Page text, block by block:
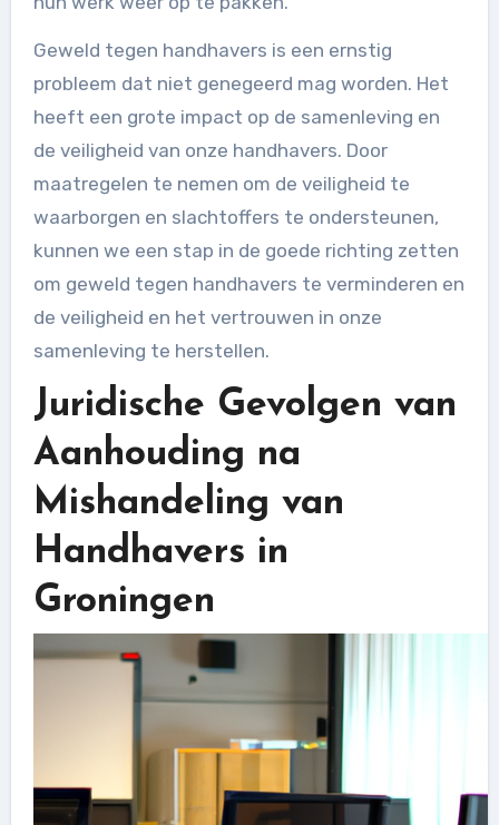
Geweld tegen handhavers is een ernstig
probleem dat niet genegeerd mag worden. Het
heeft een grote impact op de samenleving en
de veiligheid van onze handhavers. Door
maatregelen te nemen om de veiligheid te
waarborgen en slachtoffers te ondersteunen,
kunnen we een stap in de goede richting zetten
om geweld tegen handhavers te verminderen en
de veiligheid en het vertrouwen in onze
samenleving te herstellen.
Juridische Gevolgen van
Aanhouding na
Mishandeling van
Handhavers in
Groningen